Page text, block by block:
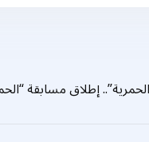
إطلاق مسابقة